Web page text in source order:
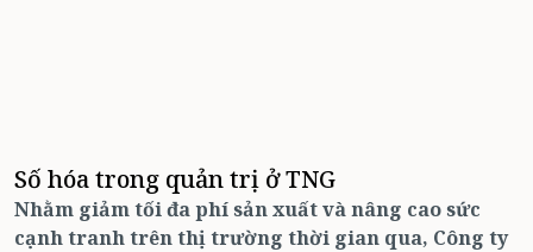
Số hóa trong quản trị ở TNG
Nhằm giảm tối đa phí sản xuất và nâng cao sức
cạnh tranh trên thị trường thời gian qua, Công ty